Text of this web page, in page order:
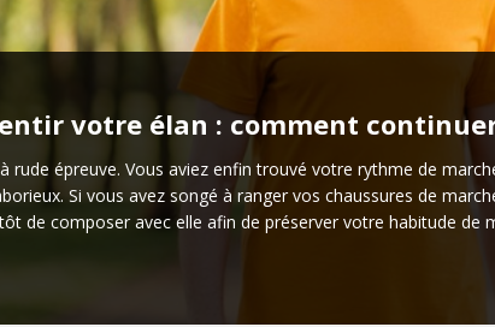
votre élan : comment
épreuve. Vous aviez enfin trouvé votre rythme de
Si vous avez songé à ranger vos chaussures de
de composer avec elle afin de préserver votre habitude de